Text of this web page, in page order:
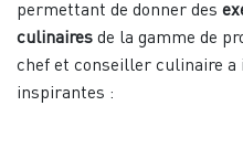
permettant de donner des
culinaires de la gamme de
chef et conseiller culinaire a
inspirantes :